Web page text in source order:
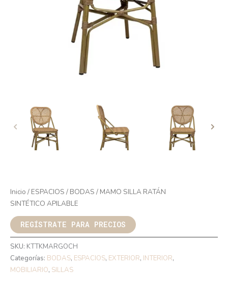
Inicio / ESPACIOS / BODAS / MAMO SILLA RATÁN
SINTÉTICO APILABLE
REGÍSTRATE PARA PRECIOS
SKU: KTTKMARGOCH
Categorías: BODAS, ESPACIOS, EXTERIOR, INTERIOR,
MOBILIARIO, SILLAS